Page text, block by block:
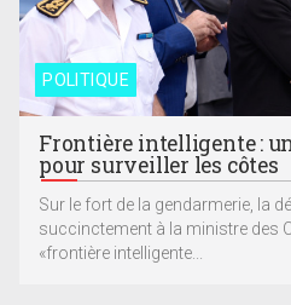
POLITIQUE
Frontière intelligente :
pour surveiller les côtes
Sur le fort de la gendarmerie, la
succinctement à la ministre des
«frontière intelligente...